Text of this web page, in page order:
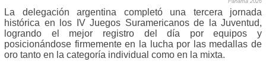
La delegación argentina completó una tercera jornada
histórica en los IV Juegos Suramericanos de la Juventud,
logrando el mejor registro del día por equipos y
posicionándose firmemente en la lucha por las medallas de
oro tanto en la categoría individual como en la mixta.